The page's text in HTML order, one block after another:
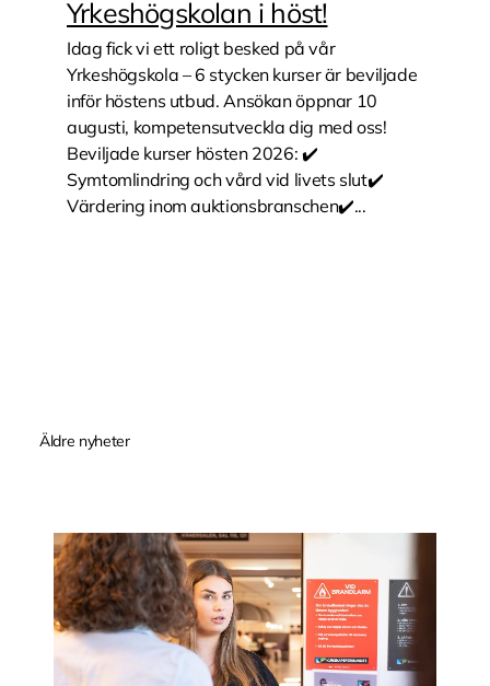
Yrkeshögskolan i höst!
Idag fick vi ett roligt besked på vår
Yrkeshögskola – 6 stycken kurser är beviljade
inför höstens utbud. Ansökan öppnar 10
augusti, kompetensutveckla dig med oss!
Beviljade kurser hösten 2026: ✔️
Symtomlindring och vård vid livets slut✔️
Värdering inom auktionsbranschen✔️...
Äldre nyheter